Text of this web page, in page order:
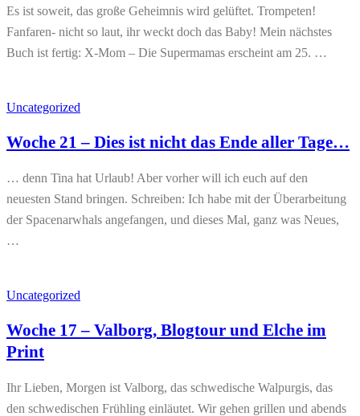
Es ist soweit, das große Geheimnis wird gelüftet. Trompeten!
Fanfaren- nicht so laut, ihr weckt doch das Baby! Mein nächstes
Buch ist fertig: X-Mom – Die Supermamas erscheint am 25. …
Uncategorized
Woche 21 – Dies ist nicht das Ende aller Tage…
… denn Tina hat Urlaub! Aber vorher will ich euch auf den
neuesten Stand bringen. Schreiben: Ich habe mit der Überarbeitung
der Spacenarwhals angefangen, und dieses Mal, ganz was Neues,
…
Uncategorized
Woche 17 – Valborg, Blogtour und Elche im
Print
Ihr Lieben, Morgen ist Valborg, das schwedische Walpurgis, das
den schwedischen Frühling einläutet. Wir gehen grillen und abends